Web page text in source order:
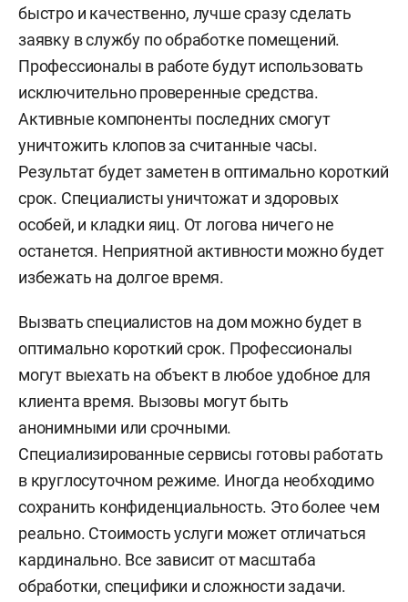
быстро и качественно, лучше сразу сделать
заявку в службу по обработке помещений.
Профессионалы в работе будут использовать
исключительно проверенные средства.
Активные компоненты последних смогут
уничтожить клопов за считанные часы.
Результат будет заметен в оптимально короткий
срок. Специалисты уничтожат и здоровых
особей, и кладки яиц. От логова ничего не
останется. Неприятной активности можно будет
избежать на долгое время.
Вызвать специалистов на дом можно будет в
оптимально короткий срок. Профессионалы
могут выехать на объект в любое удобное для
клиента время. Вызовы могут быть
анонимными или срочными.
Специализированные сервисы готовы работать
в круглосуточном режиме. Иногда необходимо
сохранить конфиденциальность. Это более чем
реально. Стоимость услуги может отличаться
кардинально. Все зависит от масштаба
обработки, специфики и сложности задачи.